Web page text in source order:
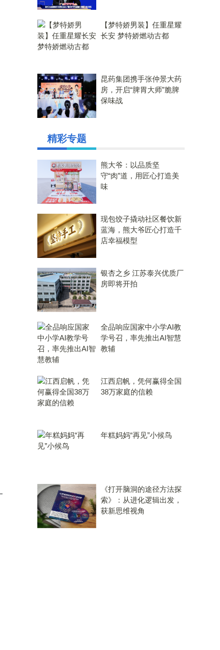
【梦特娇男装】任重星耀
长安 梦特娇燃动古都
昆药集团携手张仲景大药
房，开启“脾胃大师”脆脾
保味战
精彩专题
熊大爷：以品质坚
守“肉”道，用匠心打造美
味
现包饺子撬动社区餐饮新
蓝海，熊大爷匠心打造千
店幸福模型
银杏之乡 江苏泰兴优质厂
房即将开拍
全品响应国家中小学AI教
学号召，率先推出AI智慧
教辅
江西启帆，凭何赢得全国
38万家庭的信赖
年糕妈妈“再见”小候鸟
《打开脑洞的途径方法探
索》：从进化逻辑出发，
获新思维视角